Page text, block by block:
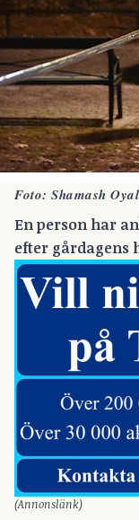
Foto: Shamash Oyal
En person har
efter gårdagens
(Annonslänk)